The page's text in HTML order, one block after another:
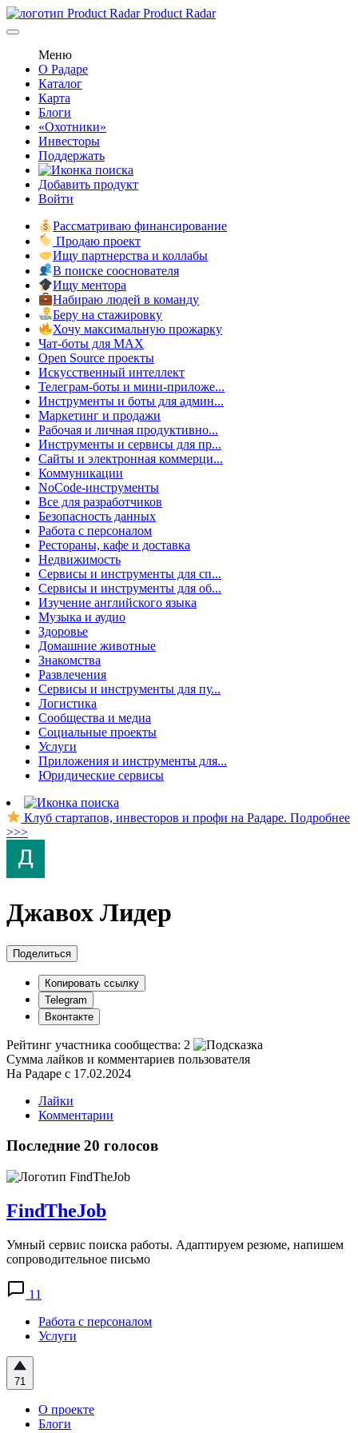
Product Radar
Меню
О Радаре
Каталог
Карта
Блоги
«Охотники»
Инвесторы
Поддержать
Добавить продукт
Войти
Рассматриваю финансирование
Продаю проект
Ищу партнерства и коллабы
В поиске сооснователя
Ищу ментора
Набираю людей в команду
Беру на стажировку
Хочу максимальную прожарку
Чат-боты для MAX
Open Source проекты
Искусственный интеллект
Телеграм-боты и мини-приложе...
Инструменты и боты для админ...
Маркетинг и продажи
Рабочая и личная продуктивно...
Инструменты и сервисы для пр...
Сайты и электронная коммерци...
Коммуникации
NoCode-инструменты
Все для разработчиков
Безопасность данных
Работа с персоналом
Рестораны, кафе и доставка
Недвижимость
Сервисы и инструменты для сп...
Сервисы и инструменты для об...
Изучение английского языка
Музыка и аудио
Здоровье
Домашние животные
Знакомства
Развлечения
Сервисы и инструменты для пу...
Логистика
Сообщества и медиа
Социальные проекты
Услуги
Приложения и инструменты для...
Юридические сервисы
Клуб стартапов, инвесторов и профи на Радаре. Подробнее
>>>
Джавох Лидер
Поделиться
Копировать ссылку
Telegram
Вконтакте
Рейтинг участника сообщества: 2
Сумма лайков и комментариев пользователя
На Радаре с 17.02.2024
Лайки
Комментарии
Последние 20 голосов
FindTheJob
Умный сервис поиска работы. Адаптируем резюме, напишем
сопроводительное письмо
11
Работа с персоналом
Услуги
71
О проекте
Блоги